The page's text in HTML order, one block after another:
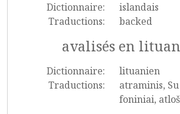
Dictionnaire:
islandais
Traductions:
backed
avalisés en
Dictionnaire:
lituanien
Traductions:
atraminis,
foniniai,